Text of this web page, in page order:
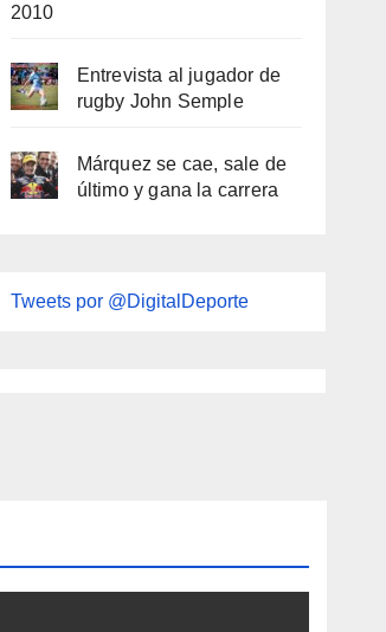
2010
Entrevista al jugador de
rugby John Semple
Márquez se cae, sale de
último y gana la carrera
Tweets por @DigitalDeporte